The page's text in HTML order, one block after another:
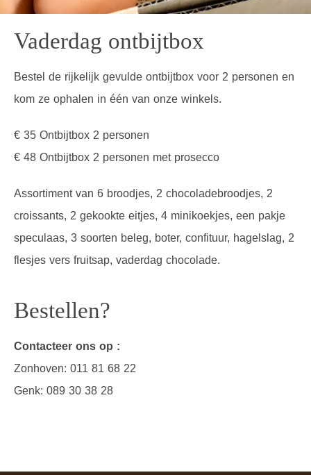
Vaderdag ontbijtbox
Bestel de rijkelijk gevulde ontbijtbox voor 2 personen en
kom ze ophalen in één van onze winkels.
€ 35 Ontbijtbox 2 personen
€ 48 Ontbijtbox 2 personen met prosecco
Assortiment van 6 broodjes, 2 chocoladebroodjes, 2
croissants, 2 gekookte eitjes, 4 minikoekjes, een pakje
speculaas, 3 soorten beleg, boter, confituur, hagelslag, 2
flesjes vers fruitsap, vaderdag chocolade.
Bestellen?
Contacteer ons op :
Zonhoven: 011 81 68 22
Genk: 089 30 38 28